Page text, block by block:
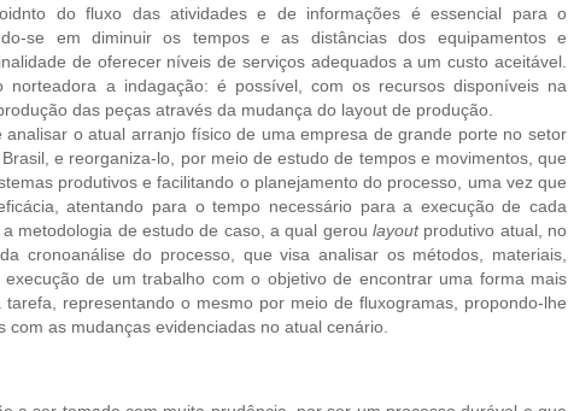
do fluxo das atividades e de informações é essencial para o
se em diminuir os tempos e as distâncias dos equipamentos e
de oferecer níveis de serviços adequados a um custo aceitável.
a indagação: é possível, com os recursos disponíveis na
das peças através da mudança do layout de produção.
o atual arranjo físico de uma empresa de grande porte no setor
e reorganiza-lo, por meio de estudo de tempos e movimentos, que
produtivos e facilitando o planejamento do processo, uma vez que
atentando para o tempo necessário para a execução de cada
metodologia de estudo de caso, a qual gerou layoutprodutivo atual, no
cronoanálise do processo, que visa analisar os métodos, materiais,
de um trabalho com o objetivo de encontrar uma forma mais
representando o mesmo por meio de fluxogramas, propondo-lhe
as mudanças evidenciadas no atual cenário.